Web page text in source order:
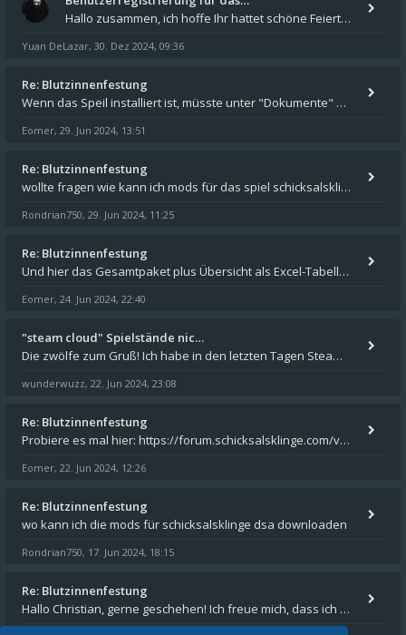
Hallo zusammen, ich hoffe Ihr hattet schöne Feiertage und kommt auch gut ins neue Jahr. Ich schreibe hier kurz zur Infor
Yuan DeLazar, 30. Dez 2024, 09:36
Re: Blutzinnenfestung
Wenn das Speil installiert ist, müsste unter "Dokumente" auf Deinem Rechner ein Verzeichnis "blade of destiny" sein. Dar
Eomer, 29. Jun 2024, 13:51
Re: Blutzinnenfestung
wollte fragen wie kann ich mods für das spiel schicksalsklinge in das spieleverzeichnis kopieren und in welches
Rondrian750, 29. Jun 2024, 11:25
Re: Blutzinnenfestung
Und hier das Gesamtpaket plus Übersicht als Excel-Tabelle: https://forum.schicksalsklinge.com/viewtopic.php?f=239&t=156
Eomer, 24. Jun 2024, 22:40
"steam cloud" Spielstände nic…
Die zwölfe zum Gruß! Ich habe in den letzten Tagen Steam auf meinem Desktop PC mit Windows 11 installiert und über Steam
wunderwuzz, 22. Jun 2024, 23:08
Re: Blutzinnenfestung
Probiere es mal hier: https://forum.schicksalsklinge.com/viewtopic.php?f=239&t=15661
Eomer, 22. Jun 2024, 12:26
Re: Blutzinnenfestung
wo kann ich die mods für schicksalsklinge dsa downloaden
Rondrian750, 17. Jun 2024, 18:15
Re: Blutzinnenfestung
Hallo Christian, gerne geschehen! Ich freue mich, dass ich Dir weiterhelfen konnte - und das Forum weiter "lebt". Denn